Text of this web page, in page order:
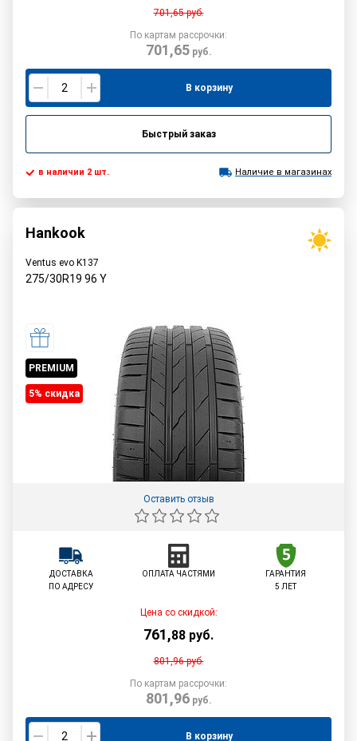
701,65руб.
По картам рассрочки:
701,65руб.
В корзину
Быстрый заказ
в наличии 2 шт. Наличие в магазинах
Hankook
Ventus evo K137
275/30R19 96 Y
PREMIUM
5% cкидка
Оставить отзыв
ДОСТАВКА
ПО АДРЕСУ
ОПЛАТА ЧАСТЯМИ
ГАРАНТИЯ
5 ЛЕТ
Цена со скидкой:
761,88 руб.
801,96руб.
По картам рассрочки:
801,96руб.
В корзину